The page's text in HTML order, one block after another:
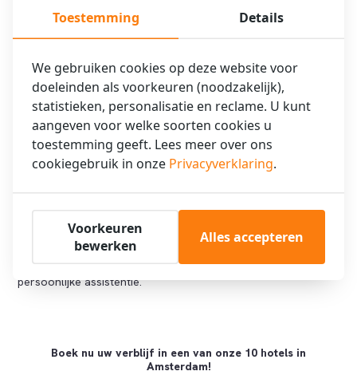
Schiphol naar het Museumplein.
centrum?
Ja, vanaf het centrum is het ongeveer 20-30 minuten lopen of
10-15 minuten fietsen naar het hotel.
Is het hotel goed bereikbaar met het openbaar vervoer
vanaf andere Amsterdamse stations?
het hotel.
Waar kan ik terecht voor meer vragen over mijn route of
Kijk op onzeFAQ paginaof neemcontact met onsop voor
persoonlijke assistentie.
Boek nu uw verblijf in een van onze 10 hotels in
Amsterdam!
Toestemming Details
We gebruiken cookies op deze website voor
doeleinden als voorkeuren (noodzakelijk),
statistieken, personalisatie en reclame. U kunt
aangeven voor welke soorten cookies u
toestemming geeft. Lees meer over ons
cookiegebruik in onze Privacyverklaring.
Voorkeuren
bewerken
Alles accepteren